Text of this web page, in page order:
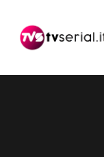
navigazione
contenuto
barra
primaria